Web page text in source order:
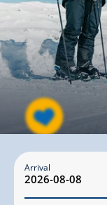
Arrival